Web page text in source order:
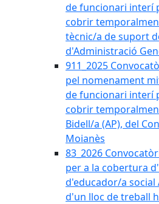
de funcionari interí
cobrir
tècnic/a de suport
d'Administració
911_2025
pel nomenament
de funcionari interí
cobrir
Bidell/a (AP), del
Moianès
83_2026
per a la cobertura
d'educador/a social
d'un lloc de treball